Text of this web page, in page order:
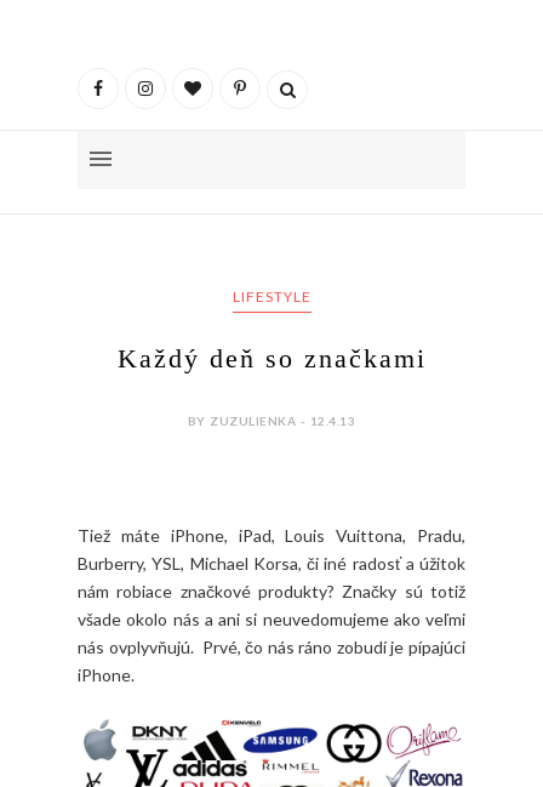
LIFESTYLE
Každý deň so značkami
BY ZUZULIENKA - 12.4.13
Tiež máte iPhone, iPad, Louis Vuittona, Pradu,
Burberry, YSL, Michael Korsa, či iné radosť a úžitok
nám robiace značkové produkty? Značky sú totiž
všade okolo nás a ani si neuvedomujeme ako veľmi
nás ovplyvňujú. Prvé, čo nás ráno zobudí je pípajúci
iPhone.